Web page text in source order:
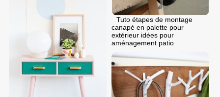
Tuto étapes de montage
canapé en palette pour
extérieur idées pour
aménagement patio